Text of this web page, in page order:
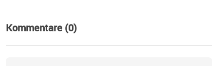
Kommentare (0)